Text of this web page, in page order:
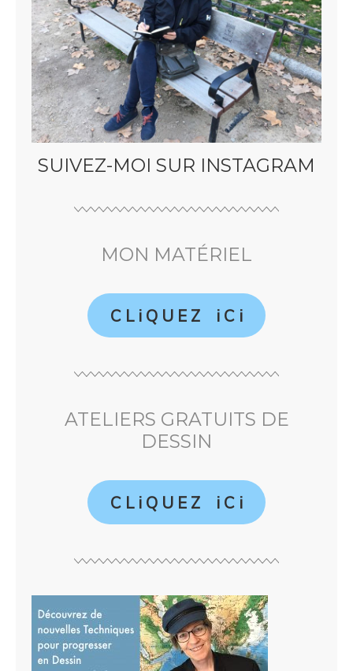
SUIVEZ-MOI SUR INSTAGRAM
MON MATÉRIEL
C L i Q U E Z i C i
ATELIERS GRATUITS DE
DESSIN
C L i Q U E Z i C i